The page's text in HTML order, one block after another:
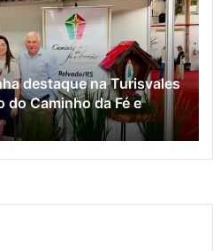
destaque na Turisvales
Caminho da Fé e